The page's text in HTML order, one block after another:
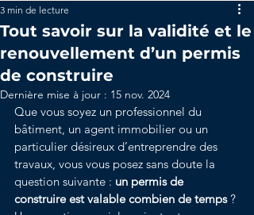
Tout savoir sur la validité et le
renouvellement d’un permis
de construire
3 min de lecture
Dernière mise à jour : 15 nov. 2024
Que vous soyez un professionnel du
bâtiment, un agent immobilier ou un
particulier désireux d’entreprendre des
travaux, vous vous posez sans doute la
question suivante : un permis de
construire est valable combien de temps ?